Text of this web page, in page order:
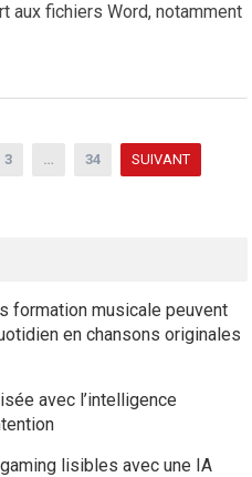
aux fichiers Word, notamment
3 … 34 SUIVANT
formation musicale peuvent
en chansons originales
avec l’intelligence
lisibles avec une IA